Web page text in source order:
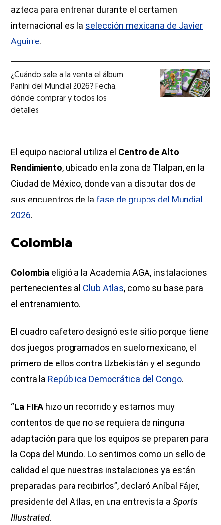
azteca para entrenar durante el certamen
internacional es la selección mexicana de Javier
Aguirre.
¿Cuándo sale a la venta el álbum
Panini del Mundial 2026? Fecha,
dónde comprar y todos los
detalles
El equipo nacional utiliza el Centro de Alto
Rendimiento, ubicado en la zona de Tlalpan, en la
Ciudad de México, donde van a disputar dos de
sus encuentros de la fase de grupos del Mundial
2026.
Colombia
Colombia eligió a la Academia AGA, instalaciones
pertenecientes al Club Atlas, como su base para
el entrenamiento.
El cuadro cafetero designó este sitio porque tiene
dos juegos programados en suelo mexicano, el
primero de ellos contra Uzbekistán y el segundo
contra la República Democrática del Congo.
“La FIFA hizo un recorrido y estamos muy
contentos de que no se requiera de ninguna
adaptación para que los equipos se preparen para
la Copa del Mundo. Lo sentimos como un sello de
calidad el que nuestras instalaciones ya están
preparadas para recibirlos”, declaró Aníbal Fájer,
presidente del Atlas, en una entrevista aSports
Illustrated.